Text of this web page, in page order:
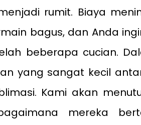
rumit. Biaya
bagus, dan Anda
beberapa cucian.
yang sangat kecil
Kami akan
mereka